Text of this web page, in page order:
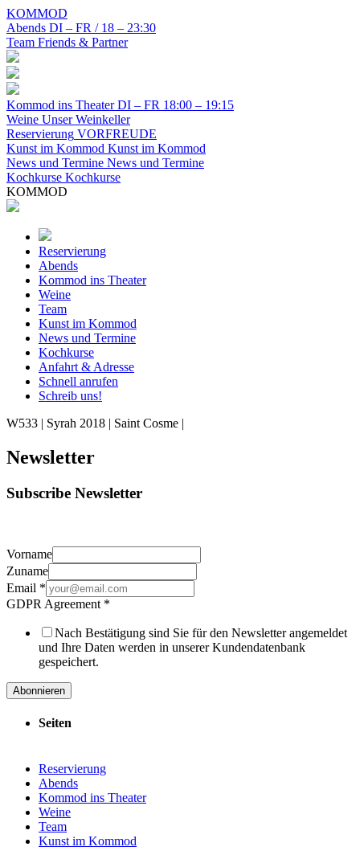
KOMMOD
Abends DI – FR / 18 – 23:30
Team Friends & Partner
Kommod ins Theater DI – FR 18:00 – 19:15
Weine Unser Weinkeller
Reservierung VORFREUDE
Kunst im Kommod Kunst im Kommod
News und Termine News und Termine
Kochkurse Kochkurse
KOMMOD
Reservierung
Abends
Kommod ins Theater
Weine
Team
Kunst im Kommod
News und Termine
Kochkurse
Anfahrt & Adresse
Schnell anrufen
Schreib uns!
W533 | Syrah 2018 | Saint Cosme |
Newsletter
Subscribe Newsletter
Vorname
Zuname
Email *
GDPR Agreement *
Nach Bestätigung sind Sie für den Newsletter angemeldet
und Ihre Daten werden in unserer Kundendatenbank
gespeichert.
Abonnieren
Seiten
Reservierung
Abends
Kommod ins Theater
Weine
Team
Kunst im Kommod